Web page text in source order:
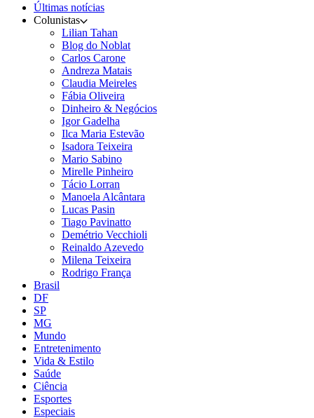
Últimas notícias
Colunistas
Lilian Tahan
Blog do Noblat
Carlos Carone
Andreza Matais
Claudia Meireles
Fábia Oliveira
Dinheiro & Negócios
Igor Gadelha
Ilca Maria Estevão
Isadora Teixeira
Mario Sabino
Mirelle Pinheiro
Tácio Lorran
Manoela Alcântara
Lucas Pasin
Tiago Pavinatto
Demétrio Vecchioli
Reinaldo Azevedo
Milena Teixeira
Rodrigo França
Brasil
DF
SP
MG
Mundo
Entretenimento
Vida & Estilo
Saúde
Ciência
Esportes
Especiais